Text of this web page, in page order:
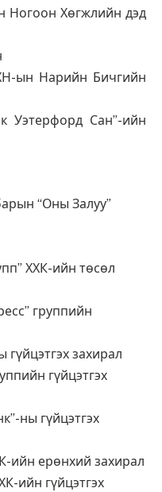
Ногоон Хөгжлийн дэд
ын Нарийн Бичгийн
Сан”-ийн
“Оны Залуу”
ХХК-ийн төсөл
группийн
захирал
гүйцэтгэх
ны гүйцэтгэх
ийн ерөнхий захирал
ийн гүйцэтгэх